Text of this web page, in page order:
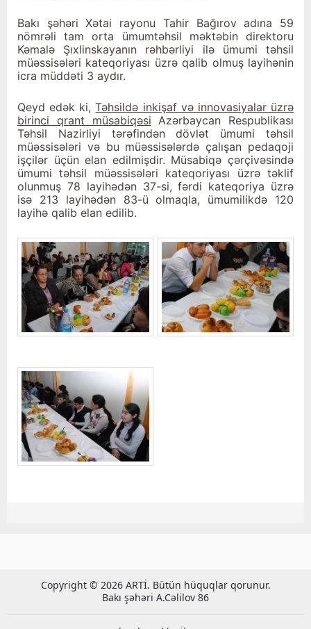
Bakı şəhəri Xətai rayonu Tahir Bağırov adına 59
nömrəli tam orta ümumtəhsil məktəbin direktoru
Kəmalə Şıxlinskayanın rəhbərliyi ilə ümumi təhsil
müəssisələri kateqoriyası üzrə qalib olmuş layihənin
icra müddəti 3 aydır.
Qeyd edək ki,Təhsildə inkişaf və innovasiyalar üzrə
birinci qrant müsabiqəsi Azərbaycan Respublikası
Təhsil Nazirliyi tərəfindən dövlət ümumi təhsil
müəssisələri və bu müəssisələrdə çalışan pedaqoji
işçilər üçün elan edilmişdir. Müsabiqə çərçivəsində
ümumi təhsil müəssisələri kateqoriyası üzrə təklif
olunmuş 78 layihədən 37-si, fərdi kateqoriya üzrə
isə 213 layihədən 83-ü olmaqla, ümumilikdə 120
layihə qalib elan edilib.
Copyright © 2026 ARTİ. Bütün hüquqlar qorunur.
Bakı şəhəri A.Cəlilov 86